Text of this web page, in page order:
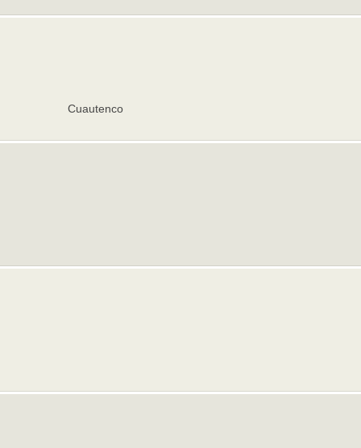
Cuautenco